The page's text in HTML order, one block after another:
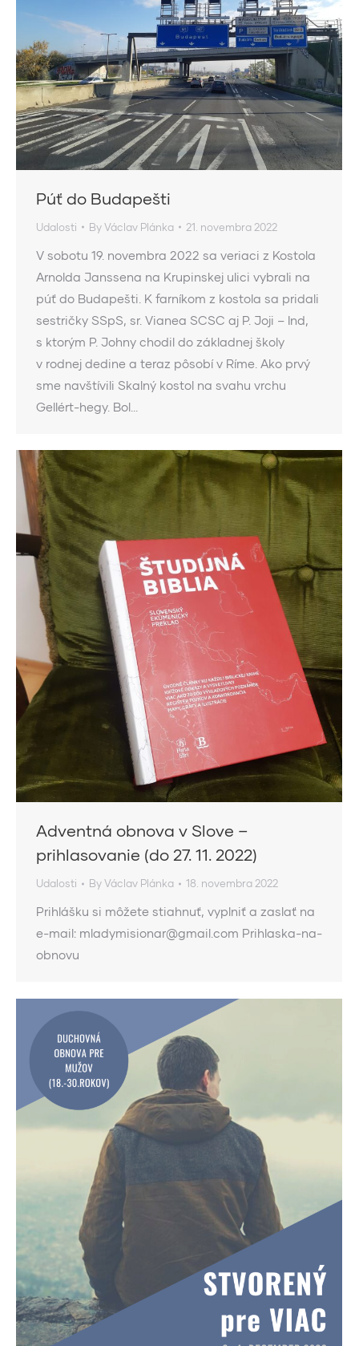
Púť do Budapešti
Udalosti ByVáclav Plánka 21. novembra 2022
V sobotu 19. novembra 2022 sa veriaci z Kostola
Arnolda Janssena na Krupinskej ulici vybrali na
púť do Budapešti. K farníkom z kostola sa pridali
sestričky SSpS, sr. Vianea SCSC aj P. Joji – Ind,
s ktorým P. Johny chodil do základnej školy
v rodnej dedine a teraz pôsobí v Ríme. Ako prvý
sme navštívili Skalný kostol na svahu vrchu
Gellért-hegy. Bol…
Adventná obnova v Slove –
prihlasovanie (do 27. 11. 2022)
Udalosti ByVáclav Plánka 18. novembra 2022
Prihlášku si môžete stiahnuť, vyplniť a zaslať na
e-mail: mladymisionar@gmail.com Prihlaska-na-
obnovu